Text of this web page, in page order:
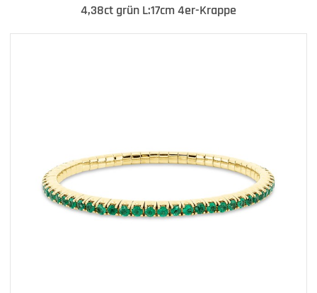
4,38ct grün L:17cm 4er-Krappe